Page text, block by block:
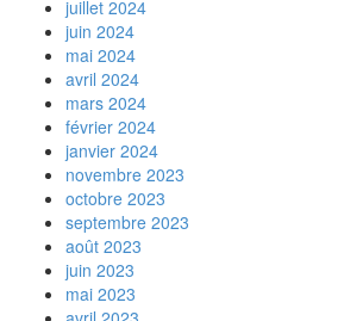
juillet 2024
juin 2024
mai 2024
avril 2024
mars 2024
février 2024
janvier 2024
novembre 2023
octobre 2023
septembre 2023
août 2023
juin 2023
mai 2023